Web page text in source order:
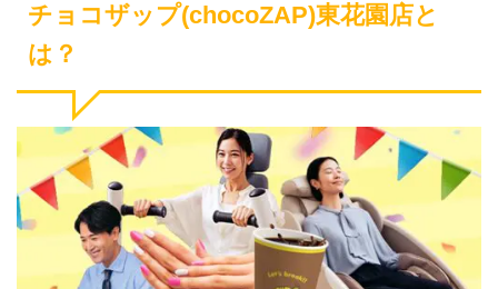
チョコザップ(chocoZAP)東花園店と
は？